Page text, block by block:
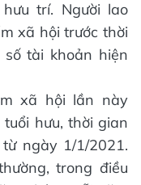
trí. Người lao
xã hội trước thời
tài khoản hiện
xã hội lần này
hưu, thời gian
ngày 1/1/2021.
trong điều